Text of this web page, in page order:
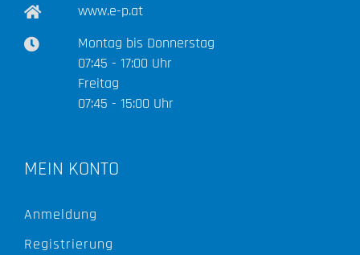
www.e-p.at
Montag bis Donnerstag
07:45 - 17:00 Uhr
Freitag
07:45 - 15:00 Uhr
MEIN KONTO
Anmeldung
Registrierung